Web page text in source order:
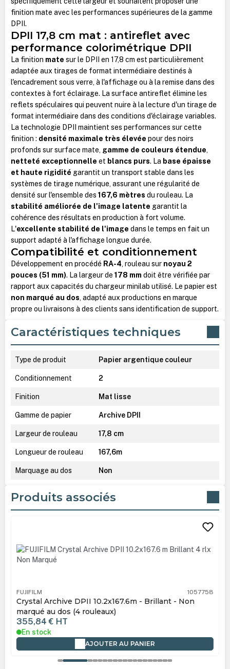
finition mate avec les performances supérieures de la gamme
DPII.
DPII 17,8 cm mat : antireflet avec
performance colorimétrique DPII
La finition mate sur le DPII en 17,8 cm est particulièrement
adaptée aux tirages de format intermédiaire destinés à
l'encadrement sous verre, à l'affichage ou à la remise dans des
contextes à fort éclairage. La surface antireflet élimine les
reflets spéculaires qui peuvent nuire à la lecture d'un tirage de
format intermédiaire dans des conditions d'éclairage variables.
La technologie DPII maintient ses performances sur cette
finition : densité maximale très élevée pour des noirs
profonds sur surface mate, gamme de couleurs étendue,
netteté exceptionnelle et blancs purs. La base épaisse
et haute rigidité garantit un transport stable dans les
systèmes de tirage numérique, assurant une régularité de
densité sur l'ensemble des 167,6 mètres du rouleau. La
stabilité améliorée de l'image latente garantit la
cohérence des résultats en production à fort volume.
L'excellente stabilité de l'image dans le temps en fait un
support adapté à l'affichage longue durée.
Compatibilité et conditionnement
Développement en procédé RA-4, rouleau sur noyau 2
pouces (51 mm). La largeur de 178 mm doit être vérifiée par
rapport aux capacités du chargeur minilab utilisé. Le papier est
non marqué au dos, adapté aux productions en marque
propre ou livraisons à des clients sans identification de support.
Caractéristiques techniques
Type de produit Papier argentique couleur
Conditionnement 2
Finition Mat lisse
Gamme de papier Archive DPII
Largeur de rouleau 17,8 cm
Longueur de rouleau 167,6m
Marquage au dos Non
Produits associés
FUJIFILM 1057758
Crystal Archive DPII 10.2x167.6m - Brillant - Non
marqué au dos (4 rouleaux)
355,84 € HT
En stock
AJOUTER AU PANIER